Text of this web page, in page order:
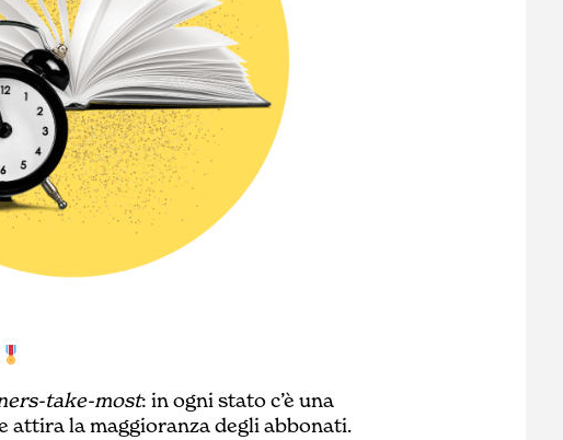
take-most: in ogni stato c’è una
attira la maggioranza degli abbonati.